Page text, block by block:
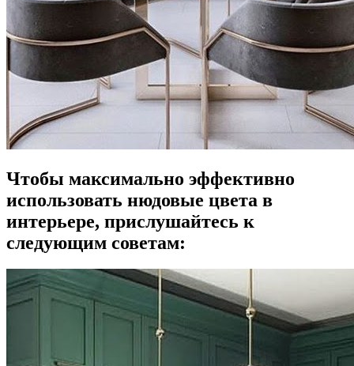
Чтобы максимально эффективно
использовать нюдовые цвета в
интерьере, прислушайтесь к
следующим советам: